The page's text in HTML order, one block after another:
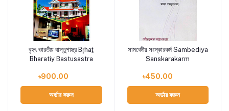
Add to cart
বৃহৎ ভারতীয় বাস্তুশাস্ত্র Br̥haṯ
Bharatiy Bastusastra
৳900.00
অর্ডার করুন
Add to cart
সামবেদীয় সংস্কারকর্ম Sambediya
Sanskarakarm
৳450.00
অর্ডার করুন